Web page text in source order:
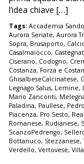
l’idea chiave […]
Tags: Accademia
Aurora Seriate, Aurora
Sopra, Brusaporto,
Casalmaiocco,
Ciserano, Codogno,
Costanza, Forza e
GhisalbeseCalcinatese,
Legnago Salus, Lemine,
Mario Zanconti,
Paladina, Paullese,
Piacenza, Pro Sesto,
Romanese, Rudianese,
ScanzoPedrengo,
Bottanuco, Stezzanese,
Verdello, Vertovese,